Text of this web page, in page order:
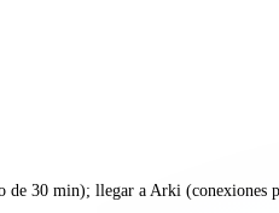
de 30 min); llegar a Arki (conexiones